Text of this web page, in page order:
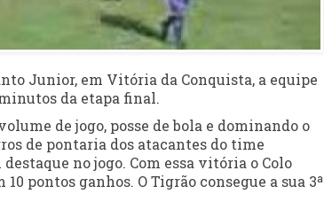
Junior, em Vitória da Conquista, a equipe
da etapa final.
de jogo, posse de bola e dominando o
de pontaria dos atacantes do time
no jogo. Com essa vitória o Colo
pontos ganhos. O Tigrão consegue a sua 3ª